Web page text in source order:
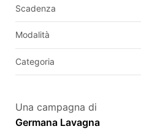
Scadenza
Modalità
Categoria
Una campagna di
Germana Lavagna